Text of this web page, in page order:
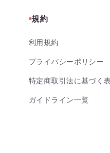
規約
利用規約
プライバシーポリシー
特定商取引法に基づく
ガイドライン一覧